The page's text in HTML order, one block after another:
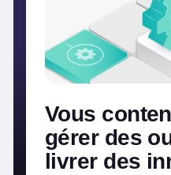
Vous
gérer des
livrer des